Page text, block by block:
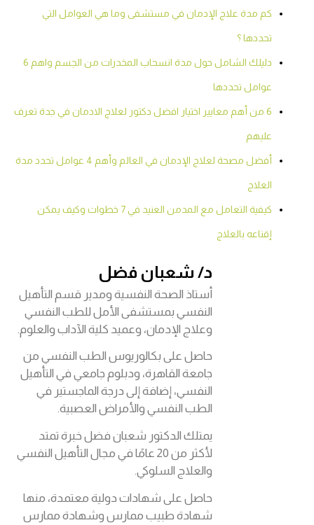
كم مدة علاج الإدمان في مستشفى وما هي العوامل التي
تحددها ؟
دليلك الشامل حول مدة انسحاب المخدرات من الجسم واهم 6
عوامل تحددها
6 من أهم معايير اختيار افضل دكتور لعلاج الادمان في جدة تعرف
عليهم
أفضل مصحة لعلاج الإدمان في العالم وأهم 4 عوامل تحدد مدة
العلاج
كيفية التعامل مع المدمن العنيد في 7 خطوات وكيف يمكن
إقناعه بالعلاج
د/ شعبان فضل
أستاذ الصحة النفسية ومدير قسم التأهيل
النفسي بمستشفى الأمل للطب النفسي
وعلاج الإدمان، وعميد كلية الآداب والعلوم.
حاصل على بكالوريوس الطب النفسي من
جامعة القاهرة، ودبلوم جامعي في التأهيل
النفسي، إضافة إلى درجة الماجستير في
الطب النفسي والأمراض العصبية.
يمتلك الدكتور شعبان فضل خبرة تمتد
لأكثر من 20 عامًا في مجال التأهيل النفسي
والعلاج السلوكي.
حاصل على شهادات دولية معتمدة، منها
شهادة طبيب ممارس وشهادة ممارس